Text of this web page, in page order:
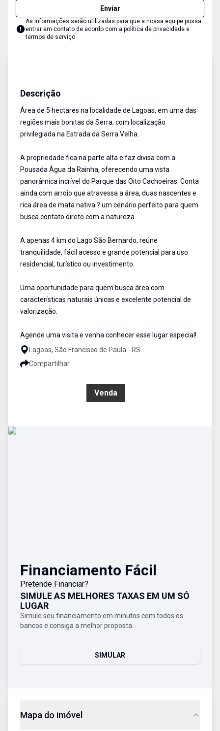
Enviar
As informações serão utilizadas para que a nossa equipe possa
entrar em contato de acordo com a política de privacidade e
termos de serviço
Descrição
Área de 5 hectares na localidade de Lagoas, em uma das
regiões mais bonitas da Serra, com localização
privilegiada na Estrada da Serra Velha.
A propriedade fica na parte alta e faz divisa com a
Pousada Água da Rainha, oferecendo uma vista
panorâmica incrível do Parque das Oito Cachoeiras. Conta
ainda com arroio que atravessa a área, duas nascentes e
rica área de mata nativa ? um cenário perfeito para quem
busca contato direto com a natureza.
A apenas 4 km do Lago São Bernardo, reúne
tranquilidade, fácil acesso e grande potencial para uso
residencial, turístico ou investimento.
Uma oportunidade para quem busca área com
características naturais únicas e excelente potencial de
valorização.
Agende uma visita e venha conhecer esse lugar especial!
Lagoas, São Francisco de Paula - RS
Compartilhar
Venda
Financiamento Fácil
Pretende Financiar?
SIMULE AS MELHORES TAXAS EM UM SÓ
LUGAR
Simule seu financiamento em minutos com todos os
bancos e consiga a melhor proposta.
SIMULAR
Mapa do imóvel